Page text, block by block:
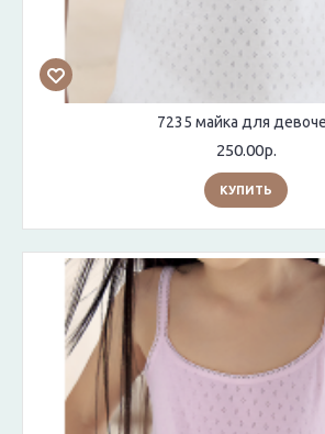
7235 майка для
250.00р.
КУПИТЬ